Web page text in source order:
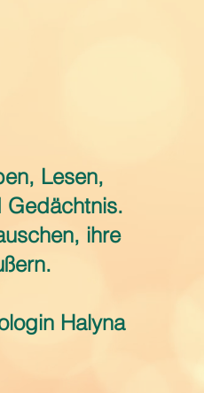
Lesen,
Gedächtnis.
ihre
Halyna